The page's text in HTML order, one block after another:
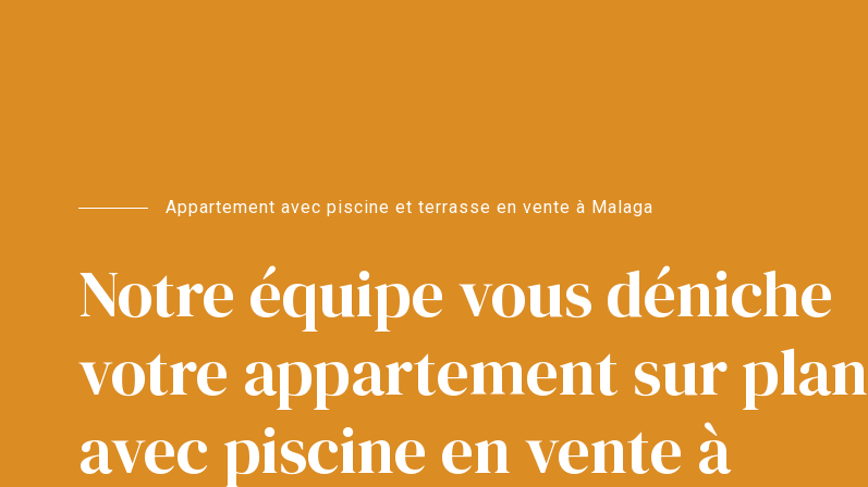
Appartement avec piscine et terrasse en vente à Malaga
Notre équipe vous déniche
votre appartement sur plan
avec piscine en vente à